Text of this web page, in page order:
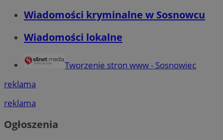
Wiadomości kryminalne w Sosnowcu
Wiadomości lokalne
Tworzenie stron www - Sosnowiec
reklama
reklama
Ogłoszenia